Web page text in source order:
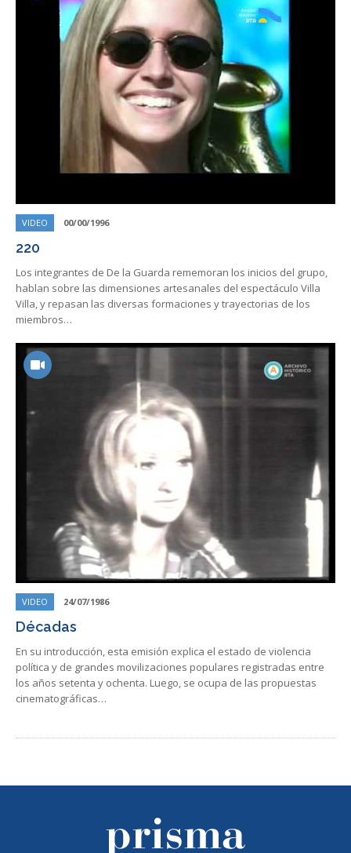
VIDEO 00/00/1996
220
Los integrantes de De la Guarda rememoran los inicios del grupo,
hablan sobre las dimensiones artesanales del espectáculo Villa
Villa, y repasan las diversas formaciones y trayectorias de los
miembros…
VIDEO 24/07/1986
Décadas
En su introducción, esta emisión explica el estado de violencia
política y de grandes movilizaciones populares registradas entre
los años setenta y ochenta. Luego, se ocupa de las propuestas
cinematográficas…